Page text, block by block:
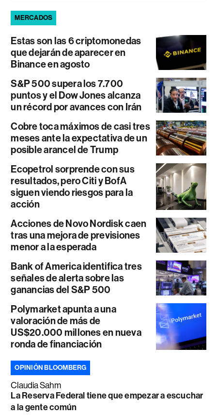
MERCADOS
Estas son las 6 criptomonedas
que dejarán de aparecer en
Binance en agosto
S&P 500 supera los 7.700
puntos y el Dow Jones alcanza
un récord por avances con Irán
Cobre toca máximos de casi tres
meses ante la expectativa de un
posible arancel de Trump
Ecopetrol sorprende con sus
resultados, pero Citi y BofA
siguen viendo riesgos para la
acción
Acciones de Novo Nordisk caen
tras una mejora de previsiones
menor a la esperada
Bank of America identifica tres
señales de alerta sobre las
ganancias del S&P 500
Polymarket apunta a una
valoración de más de
US$20.000 millones en nueva
ronda de financiación
OPINIÓN BLOOMBERG
Claudia Sahm
La Reserva Federal tiene que empezar a escuchar
a la gente común